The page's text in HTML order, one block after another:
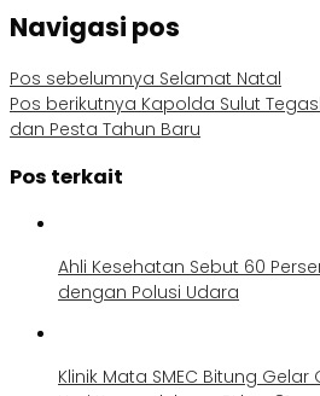
Navigasi pos
Pos sebelumnya Selamat Natal
Pos berikutnya Kapolda Sulut
dan Pesta Tahun Baru
Pos terkait
Ahli Kesehatan Sebut 60
dengan Polusi Udara
Klinik Mata SMEC Bitung